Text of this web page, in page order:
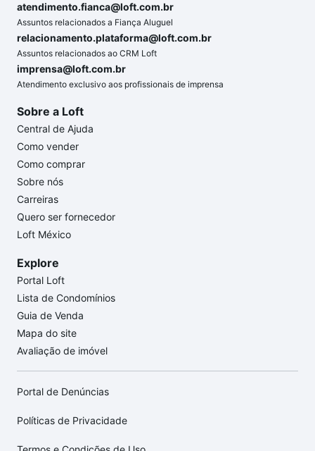
atendimento.fianca@loft.com.br
Assuntos relacionados a Fiança Aluguel
relacionamento.plataforma@loft.com.br
Assuntos relacionados ao CRM Loft
imprensa@loft.com.br
Atendimento exclusivo aos profissionais de imprensa
Sobre a Loft
Central de Ajuda
Como vender
Como comprar
Sobre nós
Carreiras
Quero ser fornecedor
Loft México
Explore
Portal Loft
Lista de Condomínios
Guia de Venda
Mapa do site
Avaliação de imóvel
Portal de Denúncias
Políticas de Privacidade